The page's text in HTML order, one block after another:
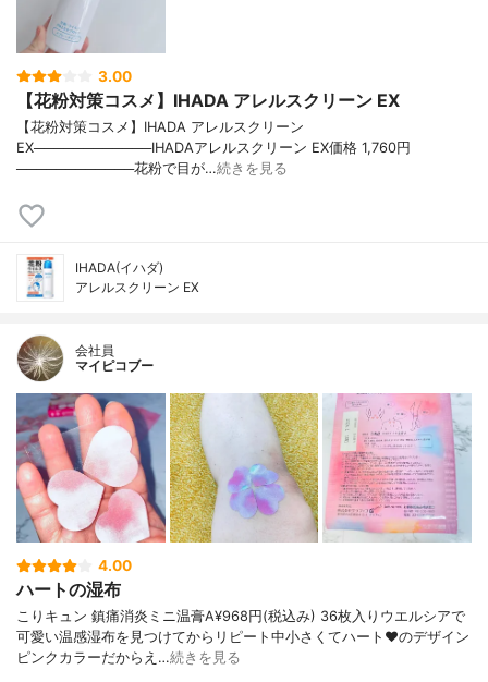
3.00
【花粉対策コスメ】IHADA アレルスクリーン EX
【花粉対策コスメ】IHADA アレルスクリーン
EX────────────IHADAアレルスクリーン EX価格 1,760円
────────────花粉で目が…続きを見る
IHADA(イハダ)
アレルスクリーン EX
会社員
マイピコブー
4.00
ハートの湿布
こりキュン 鎮痛消炎ミニ温膏A¥968円(税込み) 36枚入りウエルシアで
可愛い温感湿布を見つけてからリピート中小さくてハート♥️のデザイン
ピンクカラーだからえ…続きを見る